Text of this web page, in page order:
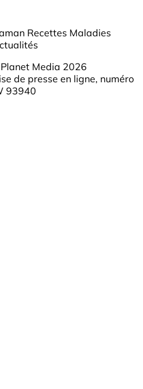
Recettes Maladies
Media 2026
de presse en ligne, numéro
93940